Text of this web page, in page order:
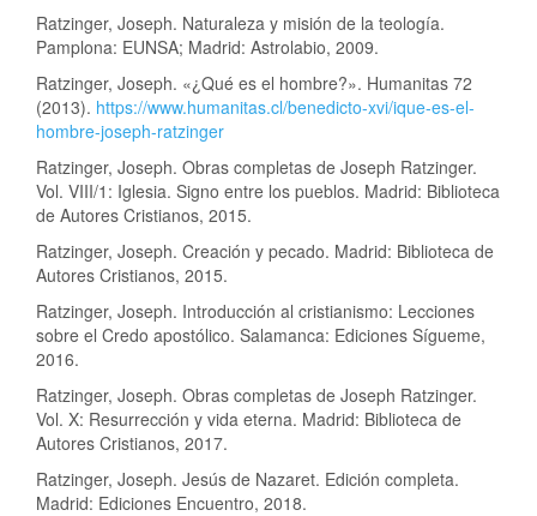
Ratzinger, Joseph. Naturaleza y misión de la teología.
Pamplona: EUNSA; Madrid: Astrolabio, 2009.
Ratzinger, Joseph. «¿Qué es el hombre?». Humanitas 72
(2013). https://www.humanitas.cl/benedicto-xvi/ique-es-el-
hombre-joseph-ratzinger
Ratzinger, Joseph. Obras completas de Joseph Ratzinger.
Vol. VIII/1: Iglesia. Signo entre los pueblos. Madrid: Biblioteca
de Autores Cristianos, 2015.
Ratzinger, Joseph. Creación y pecado. Madrid: Biblioteca de
Autores Cristianos, 2015.
Ratzinger, Joseph. Introducción al cristianismo: Lecciones
sobre el Credo apostólico. Salamanca: Ediciones Sígueme,
2016.
Ratzinger, Joseph. Obras completas de Joseph Ratzinger.
Vol. X: Resurrección y vida eterna. Madrid: Biblioteca de
Autores Cristianos, 2017.
Ratzinger, Joseph. Jesús de Nazaret. Edición completa.
Madrid: Ediciones Encuentro, 2018.